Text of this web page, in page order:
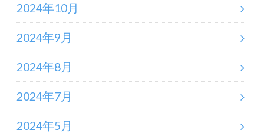
2024年10月
2024年9月
2024年8月
2024年7月
2024年5月